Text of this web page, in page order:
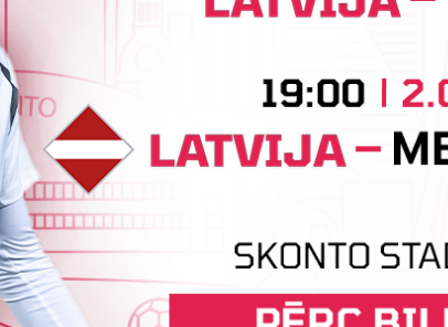
Evelīna Jaunslaviete
Kristiāna Gorkša